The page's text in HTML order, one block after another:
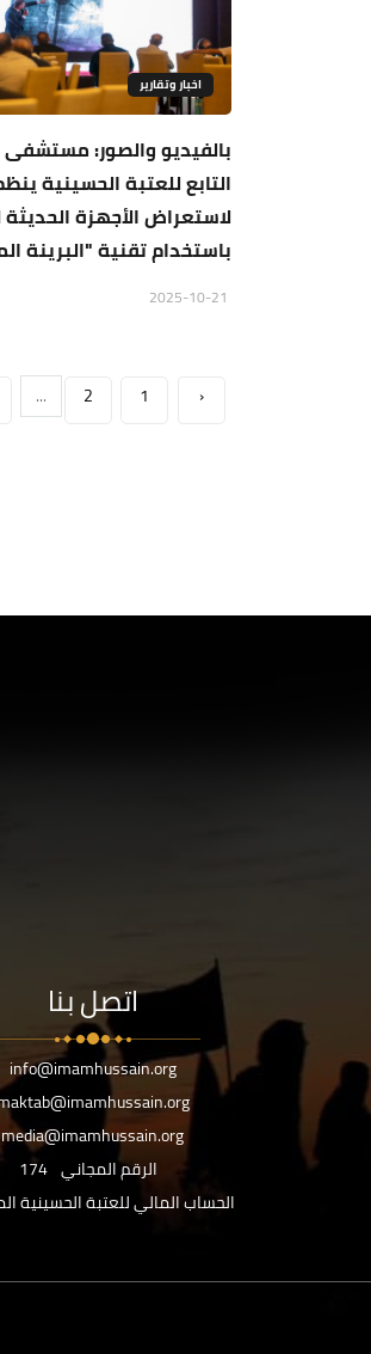
اخبار وتقارير
بالفيديو والصور: مستشفى
التابع للعتبة الحسينية
لاستعراض الأجهزة
باستخدام تقنية "البرينة
‹
1
2
...
اتصل بنا
info@imamhussain.org
media@imamhussain.org
الرقم المجاني 174
الحساب المالي للعتبة الحسينية